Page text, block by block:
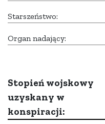
Starszeństwo:
Organ nadający:
Stopień wojskowy
uzyskany w
konspiracji: